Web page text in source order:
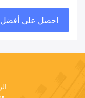
احصل على